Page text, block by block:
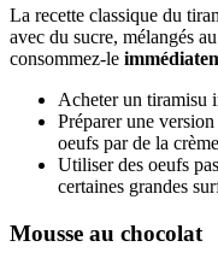
La recette classique du
avec du sucre, mélangés
consommez-le
Acheter un tiramisu
Préparer une
oeufs par de la
Utiliser des oeufs
certaines grandes
Mousse au chocolat